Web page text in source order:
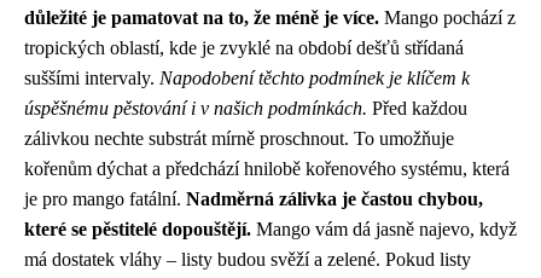
důležité je pamatovat na to, že méně je více. Mango pochází z
tropických oblastí, kde je zvyklé na období dešťů střídaná
suššími intervaly. Napodobení těchto podmínek je klíčem k
úspěšnému pěstování i v našich podmínkách. Před každou
zálivkou nechte substrát mírně proschnout. To umožňuje
kořenům dýchat a předchází hnilobě kořenového systému, která
je pro mango fatální. Nadměrná zálivka je častou chybou,
které se pěstitelé dopouštějí. Mango vám dá jasně najevo, když
má dostatek vláhy – listy budou svěží a zelené. Pokud listy